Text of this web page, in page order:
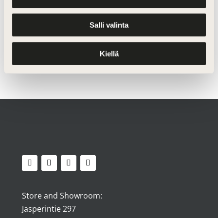
Salli valinta
Kiellä
Request a quote
Store and Showroom:
Jasperintie 297